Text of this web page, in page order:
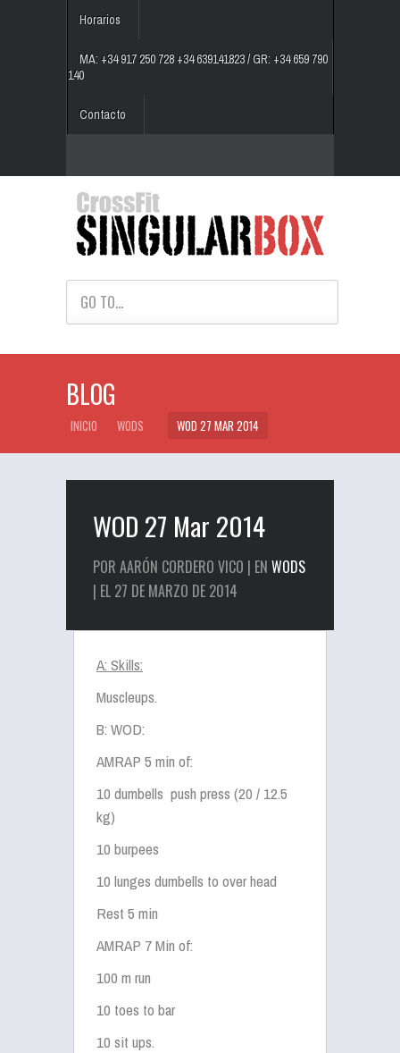
Horarios
MA: +34 917 250 728 +34 639141823 / GR: +34 659 790
140
Contacto
GO TO...
BLOG
INICIO WODS WOD 27 MAR 2014
WOD 27 Mar 2014
POR AARÓN CORDERO VICO | EN WODS
| EL 27 DE MARZO DE 2014
A: Skills:
Muscleups.
B: WOD:
AMRAP 5 min of:
10 dumbells push press (20 / 12.5
kg)
10 burpees
10 lunges dumbells to over head
Rest 5 min
AMRAP 7 Min of:
100 m run
10 toes to bar
10 sit ups.